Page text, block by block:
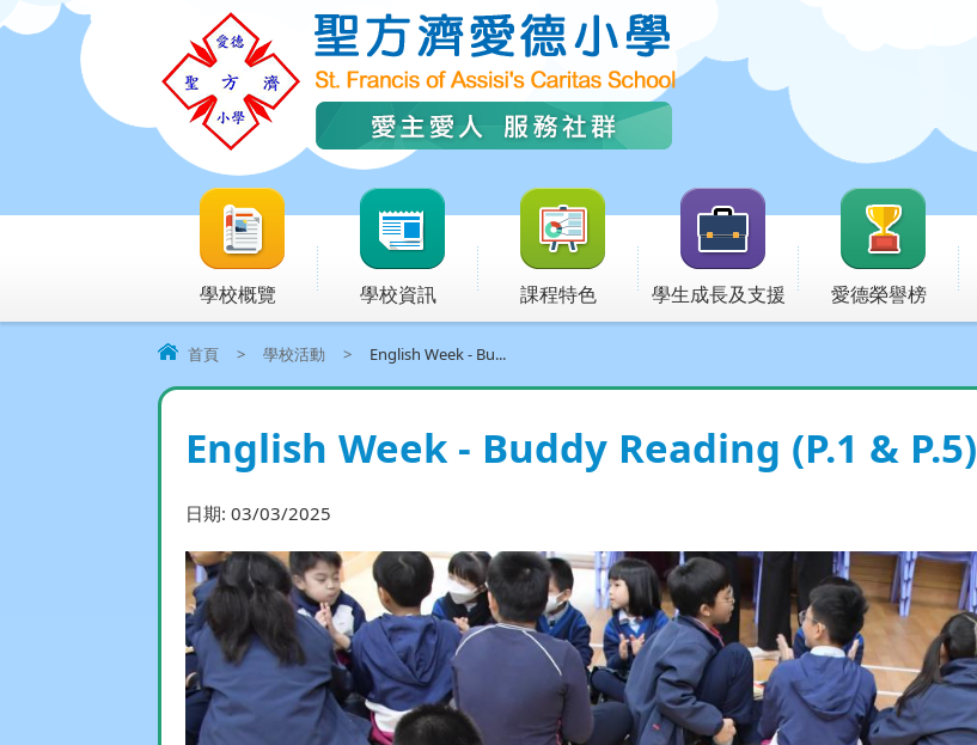
學校概覽 學校資訊 課程特色 學生成長及支援 愛德榮譽榜
首頁 > 學校活動 > English Week - Bu...
English Week - Buddy Reading (P.1 & P.5)
日期: 03/03/2025